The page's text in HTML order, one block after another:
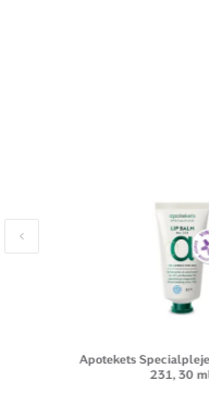
Apotekets
231, 30